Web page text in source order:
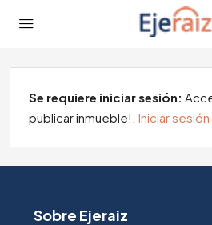
Se requiere iniciar sesión:
publicar inmueble!. Iniciar sesión
Sobre Ejeraiz